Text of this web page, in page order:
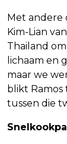
Met andere
Kim-Lian
Thailand
lichaam en
maar we
blikt Ramos
tussen die